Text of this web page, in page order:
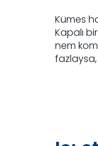
Kümes
Kapalı
nem
fazlaysa,